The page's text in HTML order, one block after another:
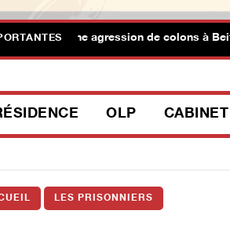
lors d'une agression de colons à Beit
OLP CABINET
LES PRISONNIERS